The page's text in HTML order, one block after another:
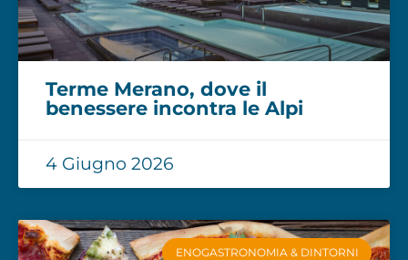
Terme Merano, dove il
benessere incontra le Alpi
4 Giugno 2026
ENOGASTRONOMIA & DINTORNI